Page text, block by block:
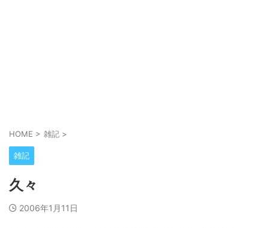
HOME > 雑記 >
雑記
久々
2006年1月11日